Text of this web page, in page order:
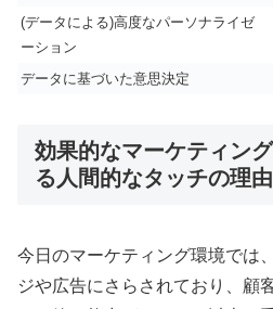
(データによる)高度なパーソナライゼ
ーション
データに基づいた意思決定
効果的なマーケティン
る人間的なタッチの理由
今日のマーケティング環境では
ジや広告にさらされており、顧